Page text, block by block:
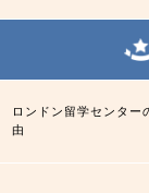
ロンドン留学センター
由